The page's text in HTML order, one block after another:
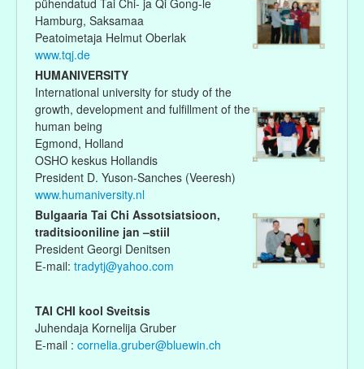
pühendatud Tai Chi- ja Qi Gong-le
Hamburg, Saksamaa
Peatoimetaja Helmut Oberlak
www.tqj.de
HUMANIVERSITY
International university for study of the
growth, development and fulfillment of the
human being
Egmond, Holland
OSHO keskus Hollandis
President D. Yuson-Sanches (Veeresh)
www.humaniversity.nl
Bulgaaria Tai Chi Assotsiatsioon,
traditsiooniline jan –stiil
President Georgi Denitsen
E-mail: tradytj@yahoo.com
TAI CHI kool Sveitsis
Juhendaja Kornelija Gruber
E-mail : cornelia.gruber@bluewin.ch